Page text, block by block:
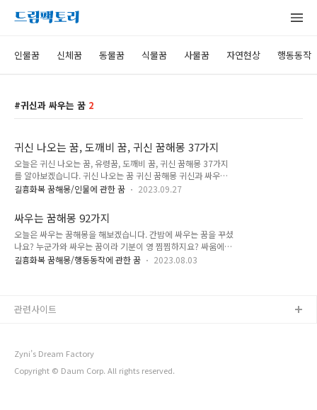
인물꿈 신체꿈 동물꿈 식물꿈 사물꿈 자연현상 행동동작
귀신과 싸우는 꿈 2
귀신 나오는 꿈, 도깨비 꿈, 귀신 꿈해몽 37가지
오늘은 귀신 나오는 꿈, 유령꿈, 도깨비 꿈, 귀신 꿈해몽 37가지
를 알아보겠습니다. 귀신 나오는 꿈 귀신 꿈해몽 귀신과 싸우는
꿈 귀신 무서워하는 꿈 귀신 들린 꿈 소복 입은 귀신 꿈 도깨비한
비 꿈, 귀신 꿈해몽 37가지 1. 귀신과 싸워서 이긴 꿈해몽 귀신과
격렬하게 싸웠는데, 당당하게 이기는 꿈을 꾸셨나요? 이 꿈은 좋
은 운기가 따르거나, 추진 중인 일의 흐름이 순조롭게 될 암시입
니다. 2. 이상하게 생긴 귀신과 싸우는 꿈 괴상하게 생긴 귀신과
싸워서 이긴 꿈을 꾸었다면, 좋은 운기가 따라 진행하는 일의 흐
길흉화복 꿈해몽/인물에 관한 꿈 2023.09.27
싸우는 꿈해몽 92가지
오늘은 싸우는 꿈해몽을 해보겠습니다. 간밤에 싸우는 꿈을 꾸셨
나요? 누군가와 싸우는 꿈이라 기분이 영 찜찜하지요? 싸움에
관한 꿈은 기본적으로 고통에서의 해방이나, 또는 심적 괴로움을
떻게 해석되는지 살펴보겠습니다. 때리고 싸우는 꿈 말로 싸우는
요? 이 꿈은 남과 시비가 붙거나 싸움이 붙을 예시입니다. ..
길흉화복 꿈해몽/행동동작에 관한 꿈 2023.08.03
Zyni’s Dream Factory
Copyright © Daum Corp. All rights reserved.
관련사이트